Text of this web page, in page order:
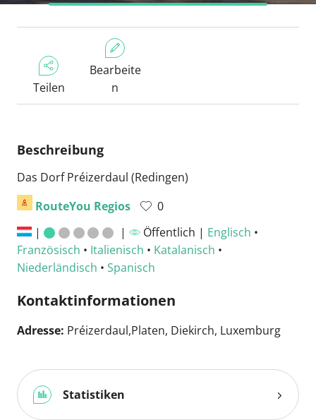
Teilen
Bearbeite
n
Beschreibung
Das Dorf Préizerdaul (Redingen)
RouteYou Regios
0
|
| Öffentlich | Englisch •
Französisch • Italienisch • Katalanisch •
Niederländisch • Spanisch
Kontaktinformationen
Adresse: Préizerdaul,Platen, Diekirch, Luxemburg
Statistiken